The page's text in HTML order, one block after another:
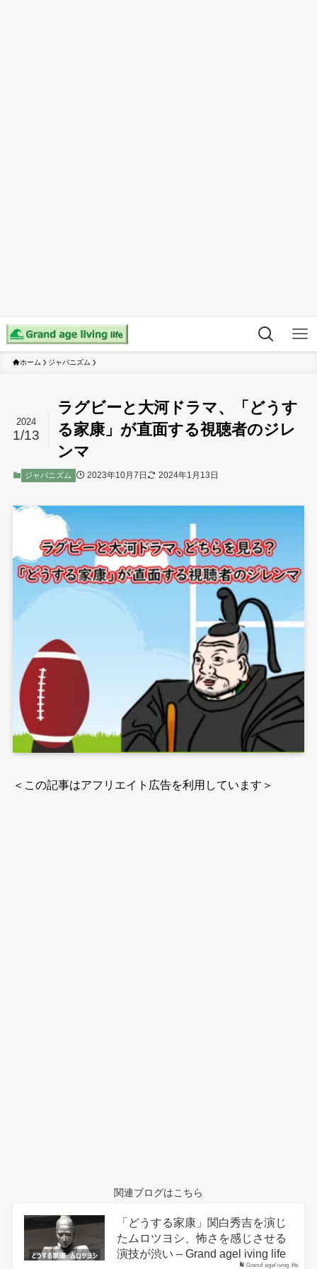
ホーム ジャパニズム
ラグビーと大河ドラマ、「どうす
る家康」が直面する視聴者のジレ
ンマ
2024
1/13
ジャパニズム 2023年10月7日 2024年1月13日
＜この記事はアフリエイト広告を利用しています＞
関連ブログはこちら
Grand agel iving life
「どうする家康」関白秀吉を演じ
たムロツヨシ、怖さを感じさせる
演技が渋い – Grand agel iving life